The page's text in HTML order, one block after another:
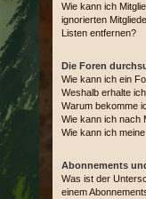
Wie kann ich
ignorierten
Listen entfernen?
Die Foren
Wie kann ich ein
Weshalb erhalte
Warum bekomme
Wie kann ich nach
Wie kann ich
Abonnements
Was ist der
einem